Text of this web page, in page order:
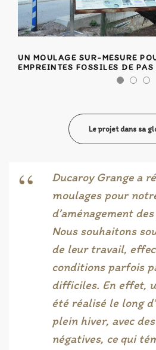
UN MOULAGE SUR-MESURE
EMPREINTES FOSSILES DE
Le projet dans sa
“
Ducaroy Grange a
moulages pour
d’aménagement des
Nous souhaitons
de leur travail,
conditions parfois
difficiles. En effet,
été réalisé le long
plein hiver, avec
négatives, ce qui